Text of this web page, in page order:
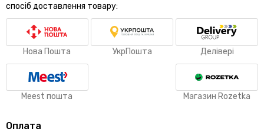
спосіб доставлення товару:
Нова Пошта УкрПошта Делівері
Meest пошта Магазин Rozetka
Оплата